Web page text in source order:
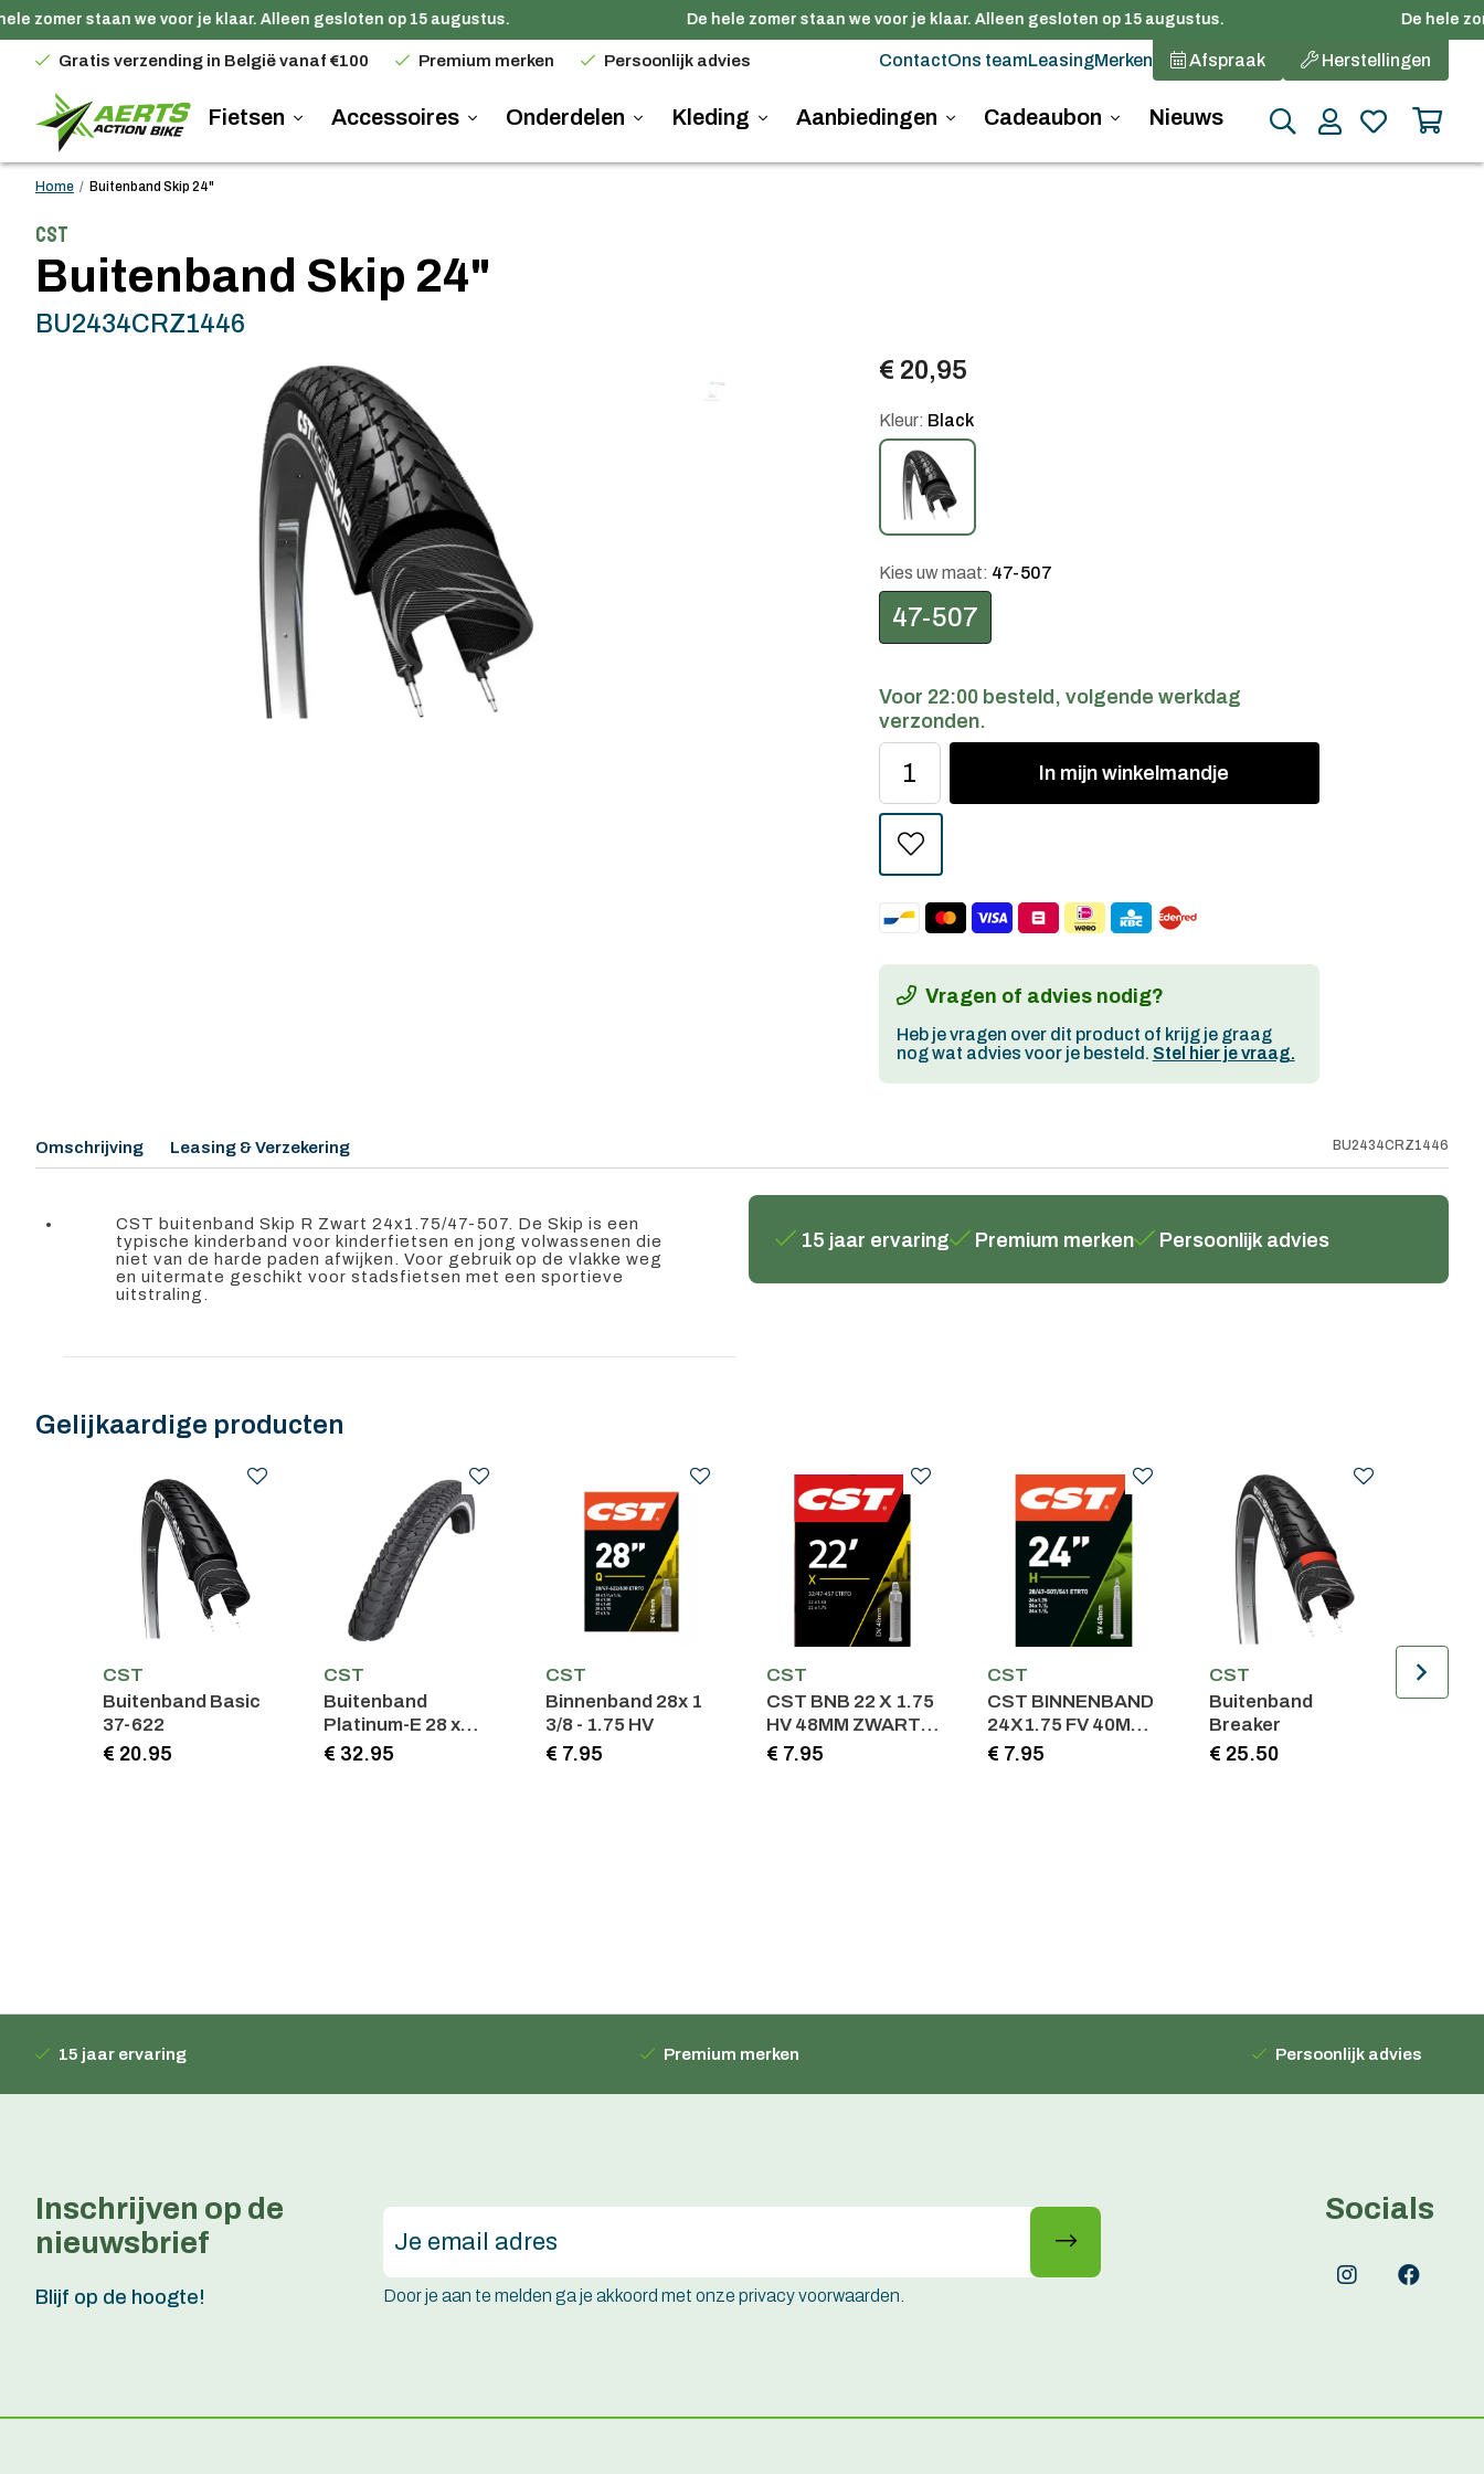
zomer staan we voor je klaar. Alleen gesloten op 15 augustus. De hele zomer staan we voor je klaar. Alleen gesloten op 15 augustus. De hele
Gratis verzending in België vanaf €100 Premium merken Persoonlijk advies ContactOns teamLeasingMerken Afspraak Herstellingen
Fietsen Accessoires Onderdelen Kleding Aanbiedingen Cadeaubon Nieuws
Home / Buitenband Skip 24"
CST
Buitenband Skip 24"
BU2434CRZ1446
€ 20,95
Kleur: Black
Kies uw maat: 47-507
47-507
Voor 22:00 besteld, volgende werkdag
verzonden.
In mijn winkelmandje
Vragen of advies nodig?
Heb je vragen over dit product of krijg je graag
nog wat advies voor je besteld. Stel hier je vraag.
Omschrijving Leasing & Verzekering BU2434CRZ1446
CST buitenband Skip R Zwart 24x1.75/47-507. De Skip is een
typische kinderband voor kinderfietsen en jong volwassenen die
niet van de harde paden afwijken. Voor gebruik op de vlakke weg
en uitermate geschikt voor stadsfietsen met een sportieve
uitstraling.
15 jaar ervaring Premium merken Persoonlijk advies
Gelijkaardige producten
CST
Buitenband Basic
37-622
€ 20.95
CST
Buitenband
Platinum-E 28 x
1.60
€ 32.95
CST
Binnenband 28x 1
3/8 - 1.75 HV
€ 7.95
CST
CST BNB 22 X 1.75
HV 48MM ZWART
47/57-457
€ 7.95
CST
CST BINNENBAND
24X1.75 FV 40MM
ZWART
€ 7.95
CST
Buitenband
Breaker
€ 25.50
CST
15 jaar ervaring Premium merken Persoonlijk advies
Inschrijven op de
nieuwsbrief
Blijf op de hoogte! Door je aan te melden ga je akkoord met onze privacy voorwaarden.
Socials